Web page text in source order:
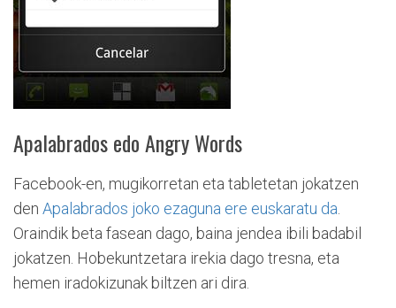
Apalabrados edo Angry Words
Facebook-en, mugikorretan eta tabletetan jokatzen
den Apalabrados joko ezaguna ere euskaratu da
Oraindik beta fasean dago, baina jendea ibili badabil
jokatzen. Hobekuntzetara irekia dago tresna, eta
hemen iradokizunak biltzen ari dira.